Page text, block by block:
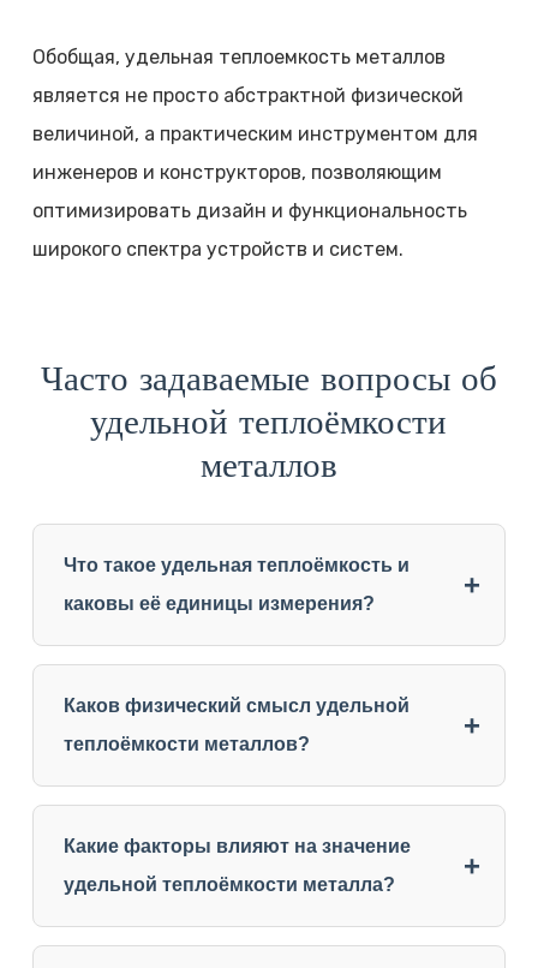
Обобщая, удельная теплоемкость металлов
является не просто абстрактной физической
величиной, а практическим инструментом для
инженеров и конструкторов, позволяющим
оптимизировать дизайн и функциональность
широкого спектра устройств и систем.
Часто задаваемые вопросы об
удельной теплоёмкости
металлов
Что такое удельная теплоёмкость и
каковы её единицы измерения?
Каков физический смысл удельной
теплоёмкости металлов?
Какие факторы влияют на значение
удельной теплоёмкости металла?